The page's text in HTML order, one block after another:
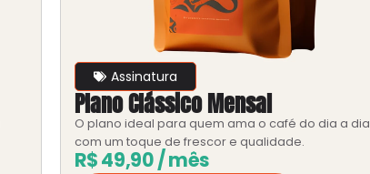
Assinatura
Plano Clássico Mensal
O plano ideal para quem ama o café do dia a dia
com um toque de frescor e qualidade.
R$49,90/ mês